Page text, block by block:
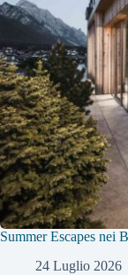
Summer Escapes nei
24 Luglio 2026